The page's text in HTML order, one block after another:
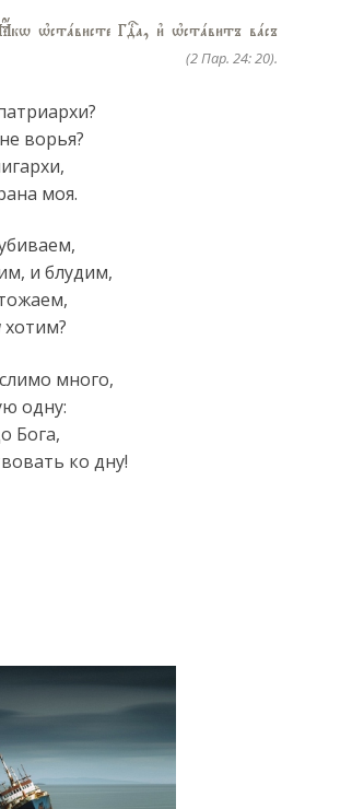
њстaвисте ГDа, и3 њстaвитъ вaсъ
(2 Пар. 24: 20).
ворья?
моя.
и блудим,
хотим?
много,
одну:
Бога,
ко дну!